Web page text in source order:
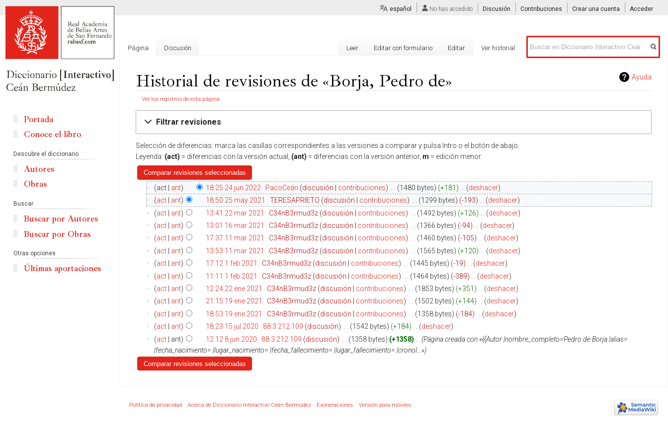
Ayuda
Historial de revisiones de «Borja, Pedro de»
Ver los registros de esta página
navegación
búsqueda
Filtrar revisiones
Selección de diferencias: marca las casillas correspondientes a las versiones a comparar y pulsa Intro o el botón de abajo.
Leyenda: (act) = diferencias con la versión actual, (ant) = diferencias con la versión anterior, m = edición menor.
act ant 18:25 24 jun 2022 PacoCeán discusión contribuciones 1480 bytes +181
deshacer
act
ant 18:50 25 may 2021 TERESAPRIETO discusión contribuciones 1299 bytes -193
deshacer
act
ant 13:41 22 mar 2021 C34nB3rmud3z discusión contribuciones 1492 bytes +126
deshacer
act
ant 13:01 16 mar 2021 C34nB3rmud3z discusión contribuciones 1366 bytes -94
deshacer
act
ant 17:37 11 mar 2021 C34nB3rmud3z discusión contribuciones 1460 bytes -105
deshacer
act
ant 13:53 11 mar 2021 C34nB3rmud3z discusión contribuciones 1565 bytes +120
deshacer
act
ant 17:12 1 feb 2021 C34nB3rmud3z discusión contribuciones 1445 bytes -19
deshacer
act
ant 11:11 1 feb 2021 C34nB3rmud3z discusión contribuciones 1464 bytes -389
deshacer
act
ant 12:24 22 ene 2021 C34nB3rmud3z discusión contribuciones 1853 bytes +351
deshacer
act
ant 21:15 19 ene 2021 C34nB3rmud3z discusión contribuciones 1502 bytes +144
deshacer
act
ant 18:53 19 ene 2021 C34nB3rmud3z discusión contribuciones 1358 bytes -184
deshacer
act
ant 18:23 15 jul 2020 88.3.212.109 discusión 1542 bytes +184
deshacer
act
ant 12:12 8 jun 2020 88.3.212.109 discusión 1358 bytes +1358
Página creada con «{{Autor |nombre_completo=Pedro de Borja |alias=
|fecha_nacimiento= |lugar_nacimiento= |fecha_fallecimiento= |lugar_fallecimiento= |cronol…»
español No has accedido Discusión Contribuciones Crear una cuenta Acceder
Página Discusión Leer Editar con formulario Editar Ver historial
Buscar
Portada
Conoce el libro
Descubre el diccionario
Autores
Obras
Buscar
Buscar por Autores
Buscar por Obras
Otras opciones
Últimas aportaciones
Política de privacidad Acerca de Diccionario Interactivo Ceán Bermúdez Exoneraciones Versión para móviles